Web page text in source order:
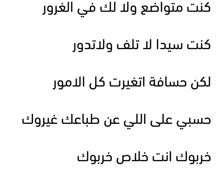
كنت متواضع ولا لك في الغرور
كنت سيدا لا تلف ولاتدور
لكن حسافة اتغيرت كل الامور
حسبي على اللي عن طباعك غيروك
خربوك انت خلاص خربوك